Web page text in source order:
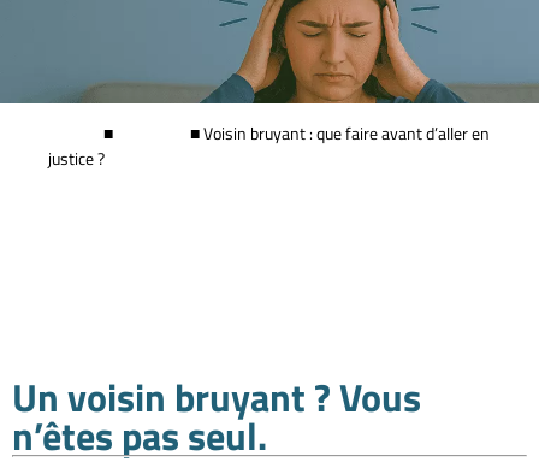
■ ■Voisin bruyant : que faire avant d’aller en
justice ?
Un voisin bruyant ? Vous
n’êtes pas seul.